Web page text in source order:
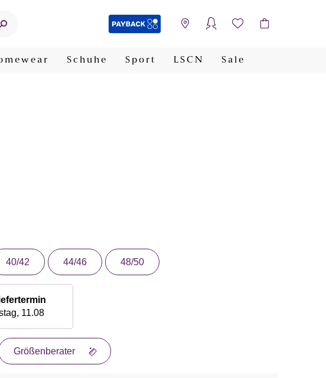
Schuhe Sport LSCN Sale
40/42 44/46 48/50
11.08
Größenberater